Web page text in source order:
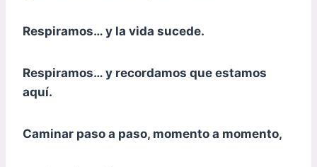
Respiramos… y la vida sucede.
Respiramos… y recordamos que estamos
aquí.
Caminar paso a paso, momento a momento,